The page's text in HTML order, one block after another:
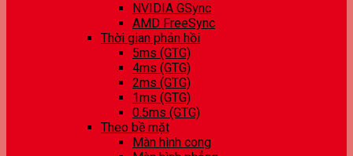
NVIDIA GSync
AMD FreeSync
Thời gian phản hồi
5ms (GTG)
4ms (GTG)
2ms (GTG)
1ms (GTG)
0.5ms (GTG)
Theo bề mặt
Màn hình cong